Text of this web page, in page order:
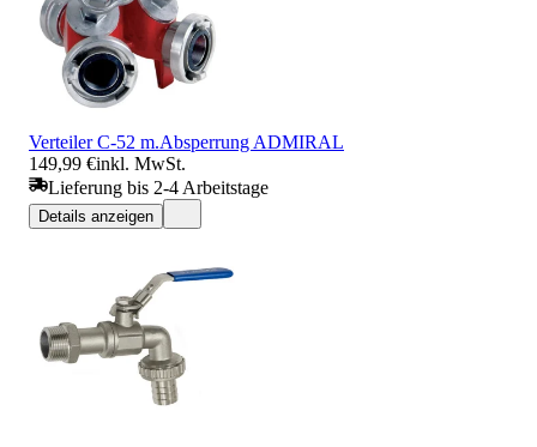
Verteiler C-52 m.Absperrung ADMIRAL
149,99 €inkl. MwSt.
Lieferung bis 2-4 Arbeitstage
Details anzeigen